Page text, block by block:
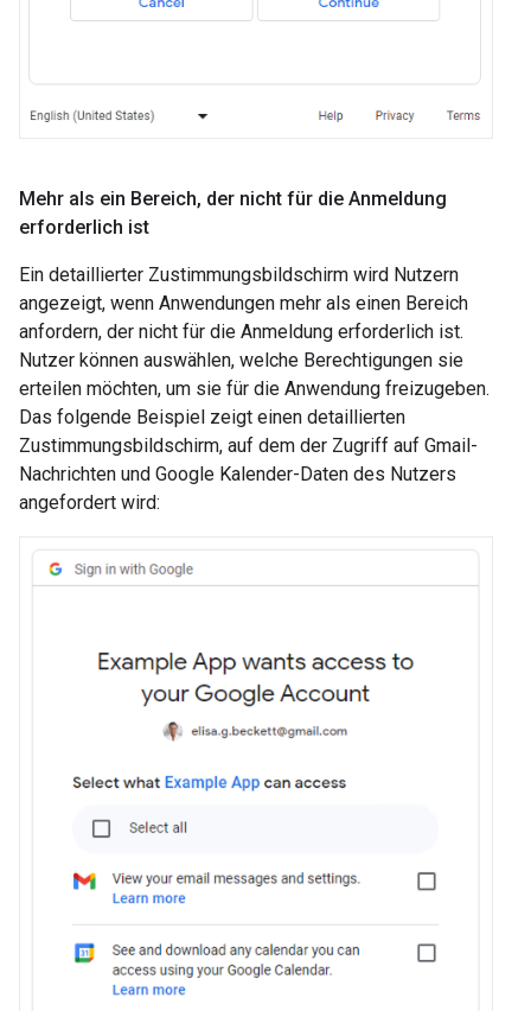
Mehr als ein Bereich, der nicht für die Anmeldung
erforderlich ist
Ein detaillierter Zustimmungsbildschirm wird Nutzern
angezeigt, wenn Anwendungen mehr als einen Bereich
anfordern, der nicht für die Anmeldung erforderlich ist.
Nutzer können auswählen, welche Berechtigungen sie
erteilen möchten, um sie für die Anwendung freizugeben.
Das folgende Beispiel zeigt einen detaillierten
Zustimmungsbildschirm, auf dem der Zugriff auf Gmail-
Nachrichten und Google Kalender-Daten des Nutzers
angefordert wird: